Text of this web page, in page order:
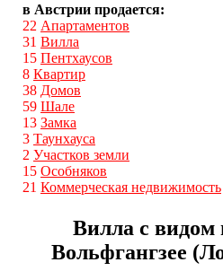
в Австрии продается:
22 Апартаментов
31 Вилла
15 Пентхаусов
8 Квартир
38 Домов
59 Шале
13 Замка
3 Таунхауса
2 Участков земли
15 Особняков
21 Коммерческая недвижимость
Вилла с видом
Вольфгангзее